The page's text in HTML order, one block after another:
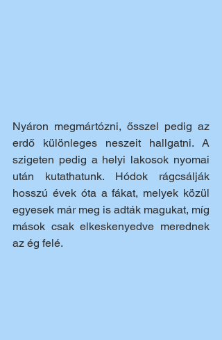
Nyáron megmártózni, ősszel pedig az
erdő különleges neszeit hallgatni. A
szigeten pedig a helyi lakosok nyomai
után kutathatunk. Hódok rágcsálják
hosszú évek óta a fákat, melyek közül
egyesek már meg is adták magukat, míg
mások csak elkeskenyedve merednek
az ég felé.